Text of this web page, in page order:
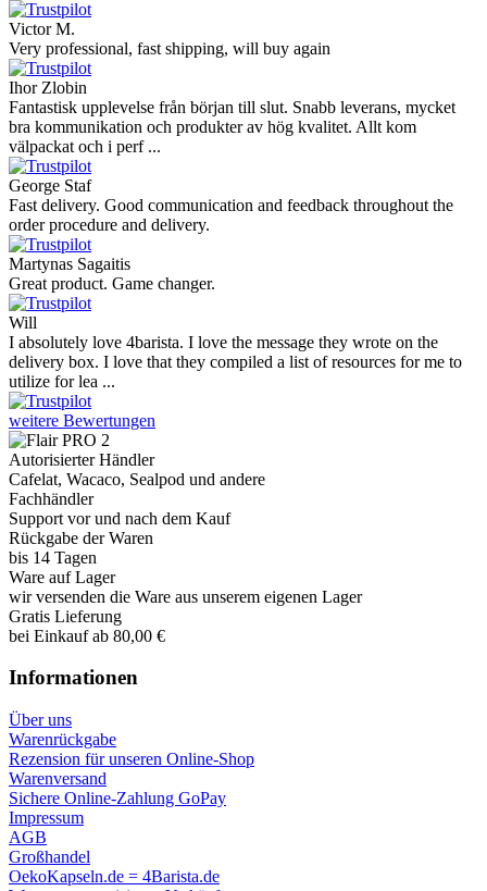
Victor M.
Very professional, fast shipping, will buy again
Ihor Zlobin
Fantastisk upplevelse från början till slut. Snabb leverans, mycket
bra kommunikation och produkter av hög kvalitet. Allt kom
välpackat och i perf ...
George Staf
Fast delivery. Good communication and feedback throughout the
order procedure and delivery.
Martynas Sagaitis
Great product. Game changer.
Will
I absolutely love 4barista. I love the message they wrote on the
delivery box. I love that they compiled a list of resources for me to
utilize for lea ...
weitere Bewertungen
Autorisierter Händler
Cafelat, Wacaco, Sealpod und andere
Fachhändler
Support vor und nach dem Kauf
Rückgabe der Waren
bis 14 Tagen
Ware auf Lager
wir versenden die Ware aus unserem eigenen Lager
Gratis Lieferung
bei Einkauf ab 80,00 €
Informationen
Über uns
Warenrückgabe
Rezension für unseren Online-Shop
Warenversand
Sichere Online-Zahlung GoPay
Impressum
AGB
Großhandel
OekoKapseln.de = 4Barista.de